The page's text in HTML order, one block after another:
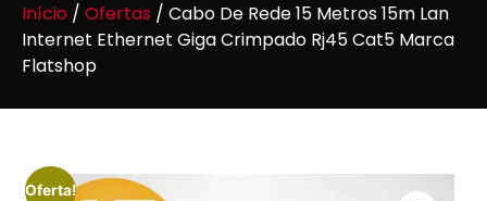
Início / Ofertas / Cabo De Rede 15 Metros 15m Lan
Internet Ethernet Giga Crimpado Rj45 Cat5 Marca
Flatshop
Oferta!